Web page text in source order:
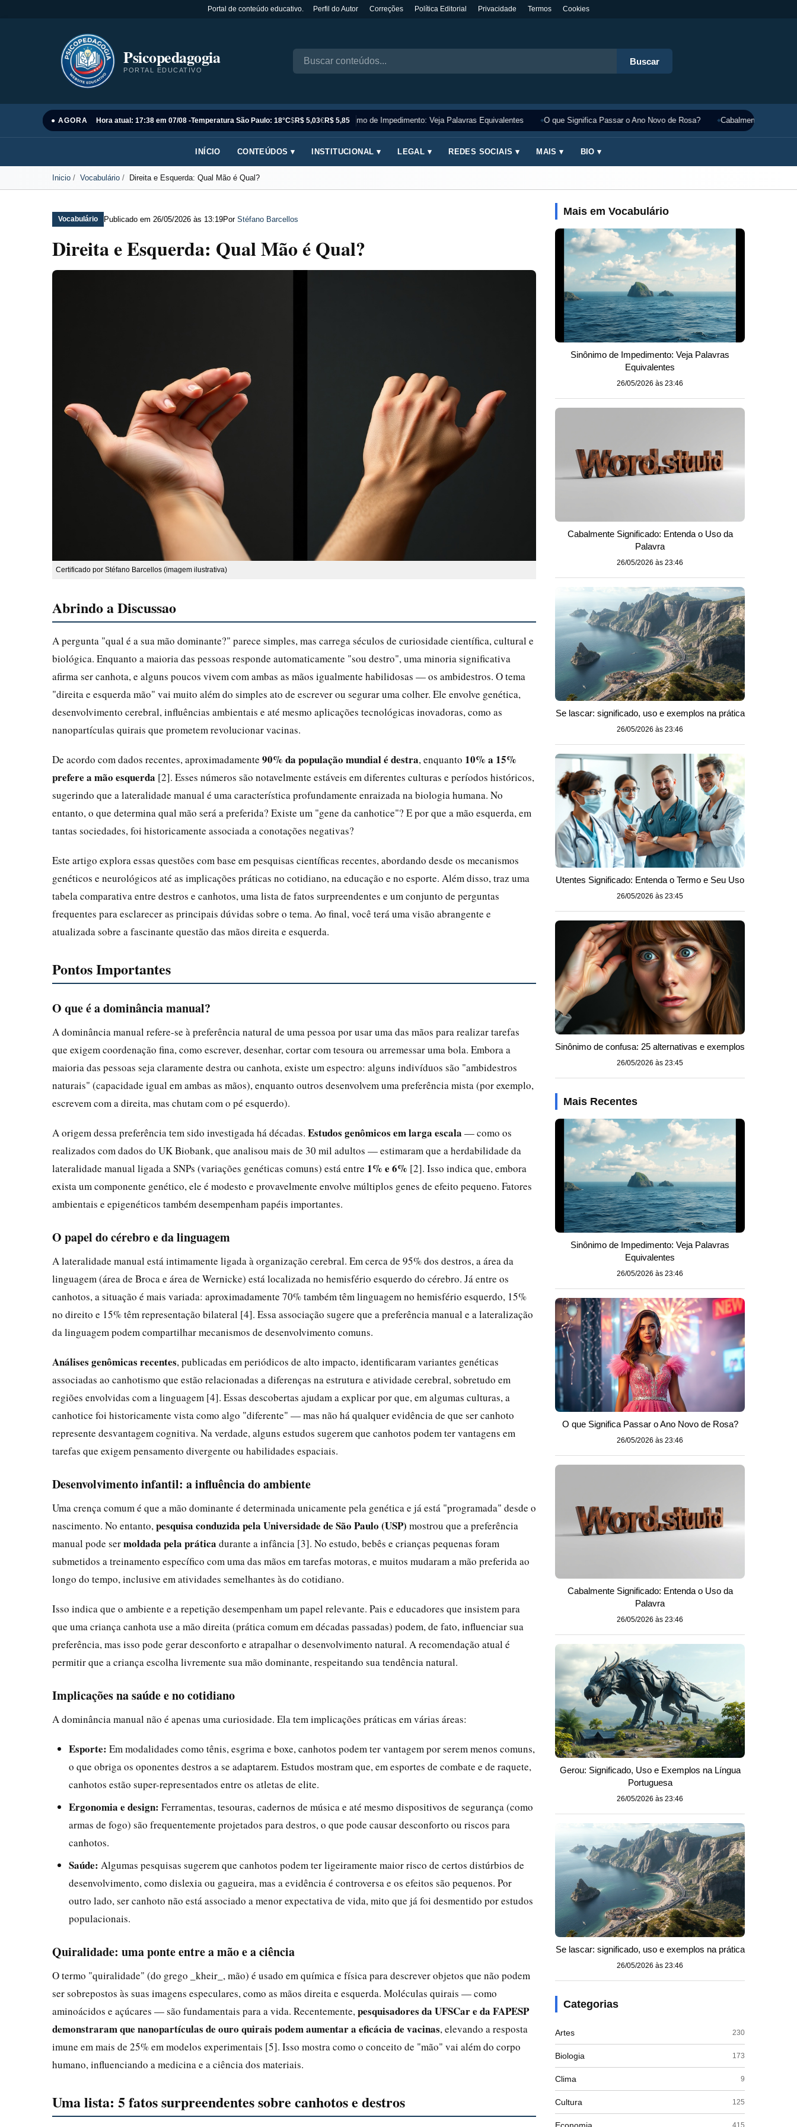
Portal de conteúdo educativo. Perfil do Autor Correções Política Editorial Privacidade Termos Cookies
Psicopedagogia
PORTAL EDUCATIVO
Buscar
● AGORA Hora atual: 17:38 em 07/08 -Temperatura São Paulo: 18°C$R$ 5,03€R$ 5,85
Sinônimo de Impedimento: Veja Palavras Equivalentes O que Significa Passar o Ano Novo de Rosa? Cabalmente
INÍCIO CONTEÚDOS ▾ INSTITUCIONAL ▾ LEGAL ▾ REDES SOCIAIS ▾ MAIS ▾ BIO ▾
Inicio Vocabulário Direita e Esquerda: Qual Mão é Qual?
Vocabulário Publicado em 26/05/2026 às 13:19Por Stéfano Barcellos
Direita e Esquerda: Qual Mão é Qual?
Certificado por Stéfano Barcellos (imagem ilustrativa)
Abrindo a Discussao
A pergunta "qual é a sua mão dominante?" parece simples, mas carrega séculos de curiosidade científica, cultural e
biológica. Enquanto a maioria das pessoas responde automaticamente "sou destro", uma minoria significativa
afirma ser canhota, e alguns poucos vivem com ambas as mãos igualmente habilidosas — os ambidestros. O tema
"direita e esquerda mão" vai muito além do simples ato de escrever ou segurar uma colher. Ele envolve genética,
desenvolvimento cerebral, influências ambientais e até mesmo aplicações tecnológicas inovadoras, como as
nanopartículas quirais que prometem revolucionar vacinas.
De acordo com dados recentes, aproximadamente 90% da população mundial é destra, enquanto 10% a 15%
prefere a mão esquerda [2]. Esses números são notavelmente estáveis em diferentes culturas e períodos históricos,
sugerindo que a lateralidade manual é uma característica profundamente enraizada na biologia humana. No
entanto, o que determina qual mão será a preferida? Existe um "gene da canhotice"? E por que a mão esquerda, em
tantas sociedades, foi historicamente associada a conotações negativas?
Este artigo explora essas questões com base em pesquisas científicas recentes, abordando desde os mecanismos
genéticos e neurológicos até as implicações práticas no cotidiano, na educação e no esporte. Além disso, traz uma
tabela comparativa entre destros e canhotos, uma lista de fatos surpreendentes e um conjunto de perguntas
frequentes para esclarecer as principais dúvidas sobre o tema. Ao final, você terá uma visão abrangente e
atualizada sobre a fascinante questão das mãos direita e esquerda.
Pontos Importantes
O que é a dominância manual?
A dominância manual refere-se à preferência natural de uma pessoa por usar uma das mãos para realizar tarefas
que exigem coordenação fina, como escrever, desenhar, cortar com tesoura ou arremessar uma bola. Embora a
maioria das pessoas seja claramente destra ou canhota, existe um espectro: alguns indivíduos são "ambidestros
naturais" (capacidade igual em ambas as mãos), enquanto outros desenvolvem uma preferência mista (por exemplo,
escrevem com a direita, mas chutam com o pé esquerdo).
A origem dessa preferência tem sido investigada há décadas. Estudos genômicos em larga escala — como os
realizados com dados do UK Biobank, que analisou mais de 30 mil adultos — estimaram que a herdabilidade da
lateralidade manual ligada a SNPs (variações genéticas comuns) está entre 1% e 6% [2]. Isso indica que, embora
exista um componente genético, ele é modesto e provavelmente envolve múltiplos genes de efeito pequeno. Fatores
ambientais e epigenéticos também desempenham papéis importantes.
O papel do cérebro e da linguagem
A lateralidade manual está intimamente ligada à organização cerebral. Em cerca de 95% dos destros, a área da
linguagem (área de Broca e área de Wernicke) está localizada no hemisfério esquerdo do cérebro. Já entre os
canhotos, a situação é mais variada: aproximadamente 70% também têm linguagem no hemisfério esquerdo, 15%
no direito e 15% têm representação bilateral [4]. Essa associação sugere que a preferência manual e a lateralização
da linguagem podem compartilhar mecanismos de desenvolvimento comuns.
Análises genômicas recentes, publicadas em periódicos de alto impacto, identificaram variantes genéticas
associadas ao canhotismo que estão relacionadas a diferenças na estrutura e atividade cerebral, sobretudo em
regiões envolvidas com a linguagem [4]. Essas descobertas ajudam a explicar por que, em algumas culturas, a
canhotice foi historicamente vista como algo "diferente" — mas não há qualquer evidência de que ser canhoto
represente desvantagem cognitiva. Na verdade, alguns estudos sugerem que canhotos podem ter vantagens em
tarefas que exigem pensamento divergente ou habilidades espaciais.
Desenvolvimento infantil: a influência do ambiente
Uma crença comum é que a mão dominante é determinada unicamente pela genética e já está "programada" desde o
nascimento. No entanto, pesquisa conduzida pela Universidade de São Paulo (USP) mostrou que a preferência
manual pode sermoldada pela prática durante a infância [3]. No estudo, bebês e crianças pequenas foram
submetidos a treinamento específico com uma das mãos em tarefas motoras, e muitos mudaram a mão preferida ao
longo do tempo, inclusive em atividades semelhantes às do cotidiano.
Isso indica que o ambiente e a repetição desempenham um papel relevante. Pais e educadores que insistem para
que uma criança canhota use a mão direita (prática comum em décadas passadas) podem, de fato, influenciar sua
preferência, mas isso pode gerar desconforto e atrapalhar o desenvolvimento natural. A recomendação atual é
permitir que a criança escolha livremente sua mão dominante, respeitando sua tendência natural.
Implicações na saúde e no cotidiano
A dominância manual não é apenas uma curiosidade. Ela tem implicações práticas em várias áreas:
Esporte: Em modalidades como tênis, esgrima e boxe, canhotos podem ter vantagem por serem menos comuns,
o que obriga os oponentes destros a se adaptarem. Estudos mostram que, em esportes de combate e de raquete,
canhotos estão super-representados entre os atletas de elite.
Ergonomia e design: Ferramentas, tesouras, cadernos de música e até mesmo dispositivos de segurança (como
armas de fogo) são frequentemente projetados para destros, o que pode causar desconforto ou riscos para
canhotos.
Saúde: Algumas pesquisas sugerem que canhotos podem ter ligeiramente maior risco de certos distúrbios de
desenvolvimento, como dislexia ou gagueira, mas a evidência é controversa e os efeitos são pequenos. Por
outro lado, ser canhoto não está associado a menor expectativa de vida, mito que já foi desmentido por estudos
populacionais.
Quiralidade: uma ponte entre a mão e a ciência
O termo "quiralidade" (do grego _kheir_, mão) é usado em química e física para descrever objetos que não podem
ser sobrepostos às suas imagens especulares, como as mãos direita e esquerda. Moléculas quirais — como
aminoácidos e açúcares — são fundamentais para a vida. Recentemente, pesquisadores da UFSCar e da FAPESP
demonstraram que nanopartículas de ouro quirais podem aumentar a eficácia de vacinas, elevando a resposta
imune em mais de 25% em modelos experimentais [5]. Isso mostra como o conceito de "mão" vai além do corpo
humano, influenciando a medicina e a ciência dos materiais.
Uma lista: 5 fatos surpreendentes sobre canhotos e destros
Mais em Vocabulário
Sinônimo de Impedimento: Veja Palavras
Equivalentes
26/05/2026 às 23:46
Cabalmente Significado: Entenda o Uso da
Palavra
26/05/2026 às 23:46
Se lascar: significado, uso e exemplos na prática
26/05/2026 às 23:46
Utentes Significado: Entenda o Termo e Seu Uso
26/05/2026 às 23:45
Sinônimo de confusa: 25 alternativas e exemplos
26/05/2026 às 23:45
Mais Recentes
Sinônimo de Impedimento: Veja Palavras
Equivalentes
26/05/2026 às 23:46
O que Significa Passar o Ano Novo de Rosa?
26/05/2026 às 23:46
Cabalmente Significado: Entenda o Uso da
Palavra
26/05/2026 às 23:46
Gerou: Significado, Uso e Exemplos na Língua
Portuguesa
26/05/2026 às 23:46
Se lascar: significado, uso e exemplos na prática
26/05/2026 às 23:46
Categorias
Artes 230
Biologia 173
Clima 9
Cultura 125
415